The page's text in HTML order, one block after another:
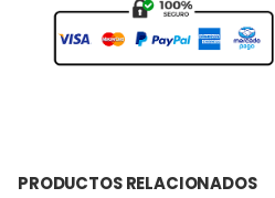
PRODUCTOS RELACIONADOS